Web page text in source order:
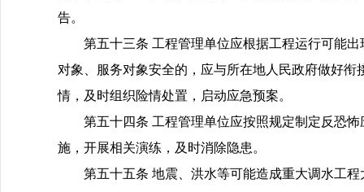
告。
第五十三条 工程管理单位应根据工程运行可能
对象、服务对象安全的，应与所在地人民政府做好
情，及时组织险情处置，启动应急预案。
第五十四条 工程管理单位应按照规定制定反恐
施，开展相关演练，及时消除隐患。
第五十五条 地震、洪水等可能造成重大调水工